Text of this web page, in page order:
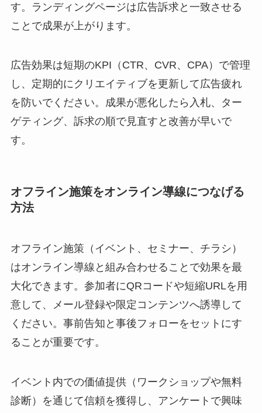
す。ランディングページは広告訴求と一致させる
ことで成果が上がります。
広告効果は短期のKPI（CTR、CVR、CPA）で管理
し、定期的にクリエイティブを更新して広告疲れ
を防いでください。成果が悪化したら入札、ター
ゲティング、訴求の順で見直すと改善が早いで
す。
オフライン施策をオンライン導線につなげる
方法
オフライン施策（イベント、セミナー、チラシ）
はオンライン導線と組み合わせることで効果を最
大化できます。参加者にQRコードや短縮URLを用
意して、メール登録や限定コンテンツへ誘導して
ください。事前告知と事後フォローをセットにす
ることが重要です。
イベント内での価値提供（ワークショップや無料
診断）を通じて信頼を獲得し、アンケートで興味